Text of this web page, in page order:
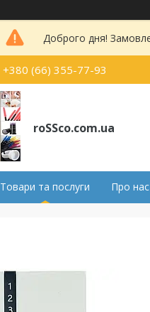
Доброго дня!
+380 (66) 355-77-93
roSSco.com.ua
Товари та послуги Про нас